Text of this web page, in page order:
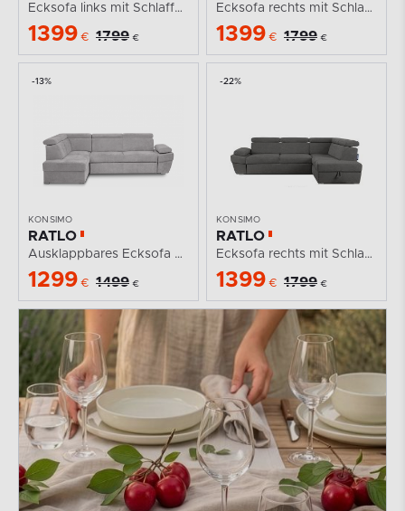
Ecksofa links mit Schlaffunktion in Leder-Optik in...
1399 € 1799 €
Ecksofa rechts mit Schlaffunktion und...
1399 € 1799 €
-13%
KONSIMO
RATLO
Ausklappbares Ecksofa mit Bettzeugablage hellgrau links
1299 € 1499 €
-22%
KONSIMO
RATLO
Ecksofa rechts mit Schlaffunktion und...
1399 € 1799 €